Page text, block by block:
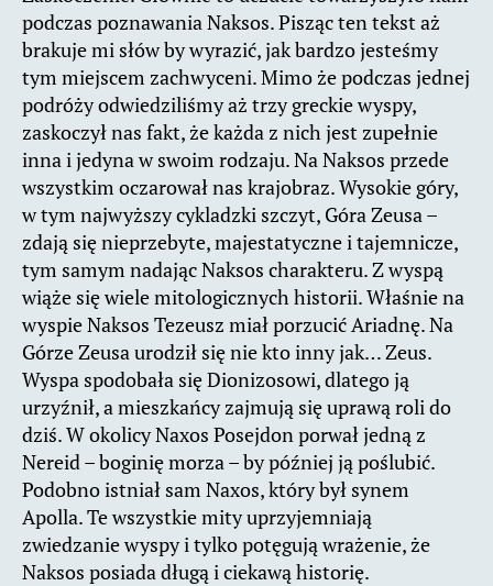
podczas poznawania Naksos. Pisząc ten tekst aż
brakuje mi słów by wyrazić, jak bardzo jesteśmy
tym miejscem zachwyceni. Mimo że podczas jednej
podróży odwiedziliśmy aż trzy greckie wyspy,
zaskoczył nas fakt, że każda z nich jest zupełnie
inna i jedyna w swoim rodzaju. Na Naksos przede
wszystkim oczarował nas krajobraz. Wysokie góry,
w tym najwyższy cykladzki szczyt, Góra Zeusa –
zdają się nieprzebyte, majestatyczne i tajemnicze,
tym samym nadając Naksos charakteru. Z wyspą
wiąże się wiele mitologicznych historii. Właśnie na
wyspie Naksos Tezeusz miał porzucić Ariadnę. Na
Górze Zeusa urodził się nie kto inny jak… Zeus.
Wyspa spodobała się Dionizosowi, dlatego ją
urzyźnił, a mieszkańcy zajmują się uprawą roli do
dziś. W okolicy Naxos Posejdon porwał jedną z
Nereid – boginię morza – by później ją poślubić.
Podobno istniał sam Naxos, który był synem
Apolla. Te wszystkie mity uprzyjemniają
zwiedzanie wyspy i tylko potęgują wrażenie, że
Naksos posiada długą i ciekawą historię.